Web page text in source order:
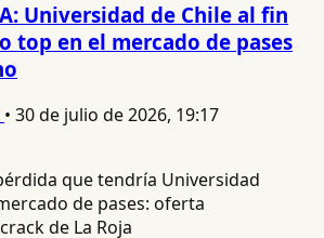
Universidad de Chile al fin
top en el mercado de pases
• 30 de julio de 2026, 19:17